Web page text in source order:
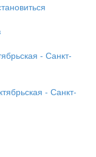
- Санкт-
- Санкт-